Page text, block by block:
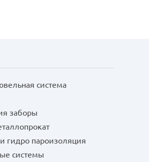
система
заборы
гидро пароизоляция
системы